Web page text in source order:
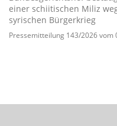
einer schiitischen Miliz
syrischen Bürgerkrieg
Pressemitteilung 143/2026 vom